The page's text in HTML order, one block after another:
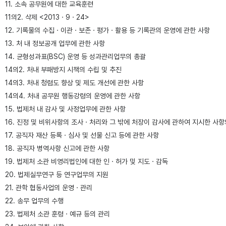
11. 소속 공무원에 대한 교육훈련
11의2. 삭제 <2013ㆍ9ㆍ24>
12. 기록물의 수집ㆍ이관ㆍ보존ㆍ평가ㆍ활용 등 기록관의 운영에 관한 사항
13. 처 내 정보공개 업무에 관한 사항
14. 균형성과표(BSC) 운영 등 성과관리업무의 총괄
14의2. 처내 부패방지 시책의 수립 및 추진
14의3. 처내 청렴도 향상 및 제도 개선에 관한 사항
14의4. 처내 공무원 행동강령의 운영에 관한 사항
15. 법제처 내 감사 및 사정업무에 관한 사항
16. 진정 및 비위사항의 조사ㆍ처리와 그 밖에 처장이 감사에 관하여 지시한 사항
17. 공직자 재산 등록ㆍ심사 및 선물 신고 등에 관한 사항
18. 공직자 병역사항 신고에 관한 사항
19. 법제처 소관 비영리법인에 대한 인ㆍ허가 및 지도ㆍ감독
20. 법제실무연구 등 연구업무의 지원
21. 관학 협동사업의 운영ㆍ관리
22. 송무 업무의 수행
23. 법제처 소관 훈령ㆍ예규 등의 관리